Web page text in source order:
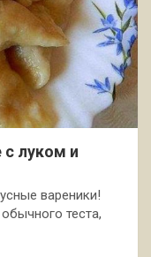
с луком и
вареники!
теста,